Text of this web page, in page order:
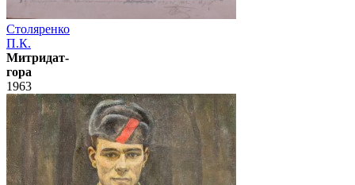
Столяренко
П.К.
Митридат-
гора
1963